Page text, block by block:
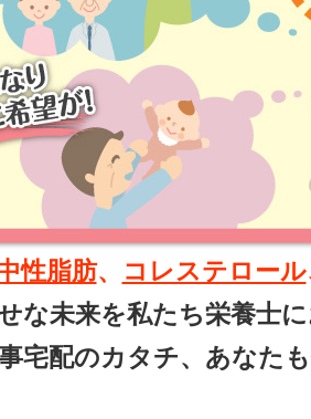
性脂肪、 コレステロール
な未来を私たち栄養士
宅配のカタチ、あなた